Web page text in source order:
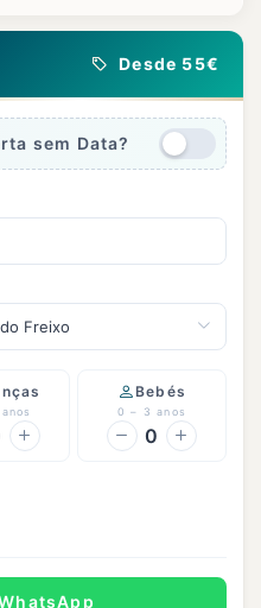
Desde 55€
sem Data?
Freixo
Bebés
0 – 3 anos
0